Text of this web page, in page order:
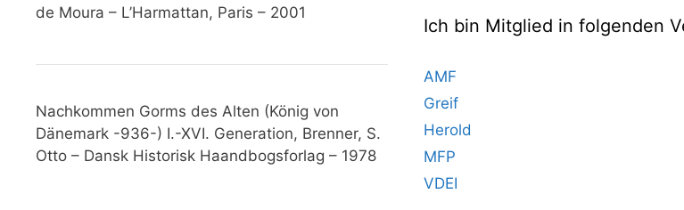
de Moura – L’Harmattan, Paris – 2001
Nachkommen Gorms des Alten (König von
Dänemark -936-) I.-XVI. Generation, Brenner, S.
Otto – Dansk Historisk Haandbogsforlag – 1978
Ich bin Mitglied in folgenden
AMF
Greif
Herold
MFP
VDEI